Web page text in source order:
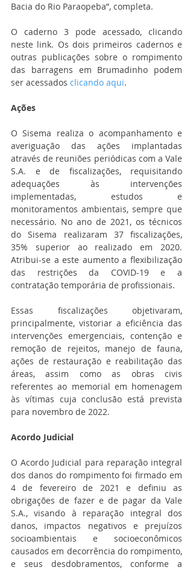
Bacia do Rio Paraopeba”, completa.
O caderno 3 pode acessado, clicando
neste link. Os dois primeiros cadernos e
outras publicações sobre o rompimento
das barragens em Brumadinho podem
ser acessados clicando aqui.
Ações
O Sisema realiza o acompanhamento e
averiguação das ações implantadas
através de reuniões periódicas com a Vale
S.A. e de fiscalizações, requisitando
adequações às intervenções
implementadas, estudos e
monitoramentos ambientais, sempre que
necessário. No ano de 2021, os técnicos
do Sisema realizaram 37 fiscalizações,
35% superior ao realizado em 2020.
Atribui-se a este aumento a flexibilização
das restrições da COVID-19 e a
contratação temporária de profissionais.
Essas fiscalizações objetivaram,
principalmente, vistoriar a eficiência das
intervenções emergenciais, contenção e
remoção de rejeitos, manejo de fauna,
ações de restauração e reabilitação das
áreas, assim como as obras civis
referentes ao memorial em homenagem
às vítimas cuja conclusão está prevista
para novembro de 2022.
Acordo Judicial
O Acordo Judicial para reparação integral
dos danos do rompimento foi firmado em
4 de fevereiro de 2021 e definiu as
obrigações de fazer e de pagar da Vale
S.A., visando à reparação integral dos
danos, impactos negativos e prejuízos
socioambientais e socioeconômicos
causados em decorrência do rompimento,
e seus desdobramentos, conforme a